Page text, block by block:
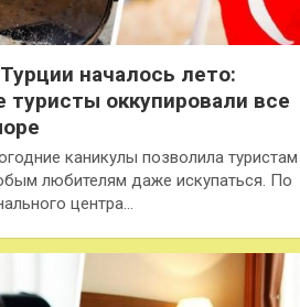
началось лето:
туристы оккупировали все
каникулы позволила туристам
любителям даже искупаться. По
центра…